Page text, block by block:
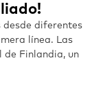
liado!
desde diferentes
línea. Las
de Finlandia, un